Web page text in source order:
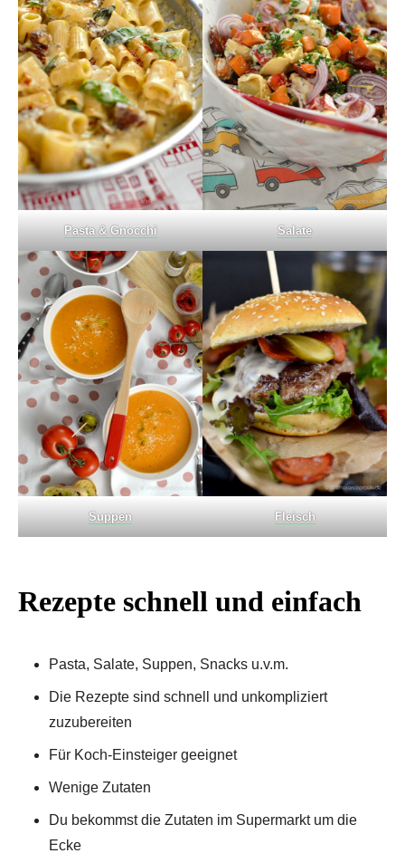
Pasta & Gnocchi Salate
Suppen Fleisch
Rezepte schnell und einfach
Pasta, Salate, Suppen, Snacks u.v.m.
Die Rezepte sind schnell und unkompliziert
zuzubereiten
Für Koch-Einsteiger geeignet
Wenige Zutaten
Du bekommst die Zutaten im Supermarkt um die
Ecke